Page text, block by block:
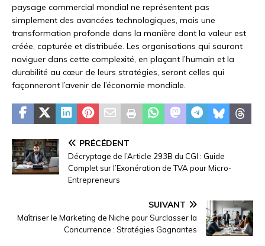
paysage commercial mondial ne représentent pas
simplement des avancées technologiques, mais une
transformation profonde dans la manière dont la valeur est
créée, capturée et distribuée. Les organisations qui sauront
naviguer dans cette complexité, en plaçant l’humain et la
durabilité au cœur de leurs stratégies, seront celles qui
façonneront l’avenir de l’économie mondiale.
PRÉCÉDENT
Décryptage de l’Article 293B du CGI : Guide
Complet sur l’Exonération de TVA pour Micro-
Entrepreneurs
SUIVANT
Maîtriser le Marketing de Niche pour Surclasser la
Concurrence : Stratégies Gagnantes